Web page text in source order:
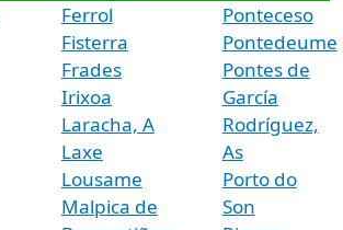
Ferrol
Fisterra
Frades
Irixoa
Laracha, A
Laxe
Lousame
Malpica de
Ponteceso
Pontedeume
Pontes de
García
Rodríguez,
As
Porto do
Son